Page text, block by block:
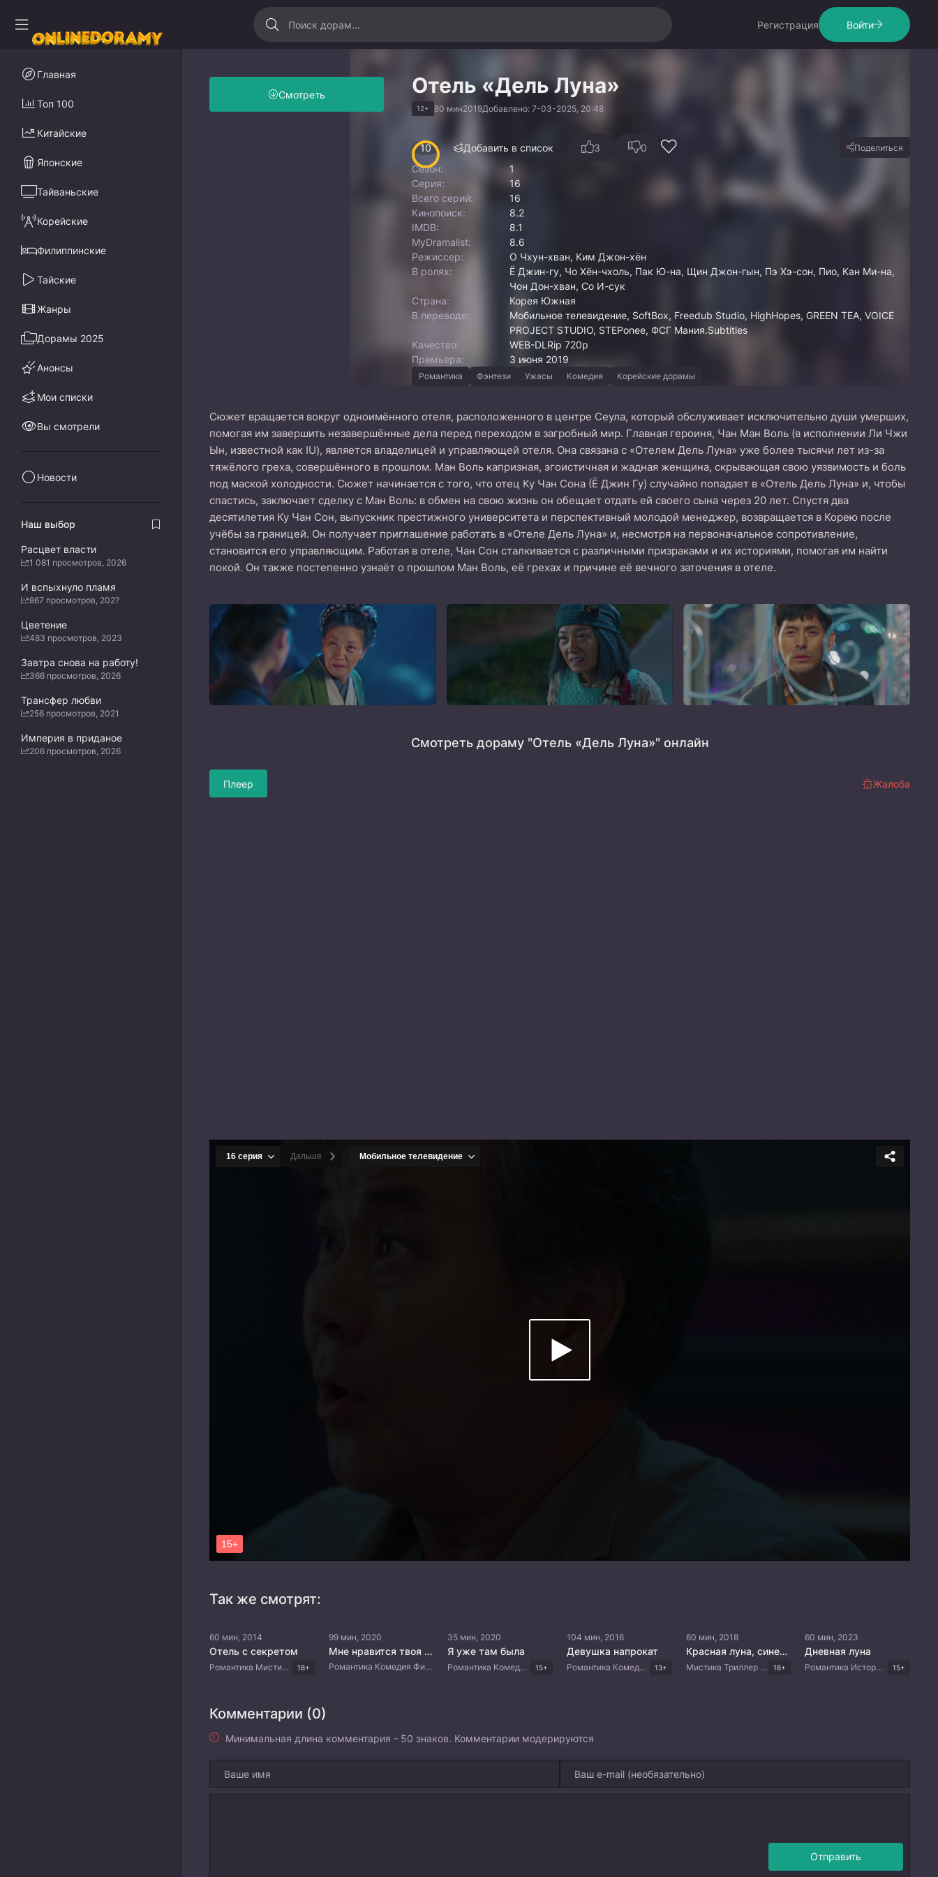
Регистрация Войти
Отель «Дель Луна»
12+ 80 мин2019Добавлено: 7-03-2025, 20:48
Смотреть
10 Добавить в список 3 0 Поделиться
Сезон:
1
Серия:
16
Всего серий:
16
Кинопоиск:
8.2
IMDB:
8.1
MyDramalist:
8.6
Режиссер:
О Чхун-хван, Ким Джон-хён
В ролях:
Ё Джин-гу, Чо Хён-чхоль, Пак Ю-на, Щин Джон-гын, Пэ Хэ-сон, Пио, Кан Ми-на,
Чон Дон-хван, Со И-сук
Страна:
Корея Южная
В переводе:
Мобильное телевидение, SoftBox, Freedub Studio, HighHopes, GREEN TEA, VOICE
PROJECT STUDIO, STEPonee, ФСГ Мания.Subtitles
Качество:
WEB-DLRip 720p
Премьера:
3 июня 2019
Романтика Фэнтези Ужасы Комедия Корейские дорамы
Сюжет вращается вокруг одноимённого отеля, расположенного в центре Сеула, который обслуживает исключительно души умерших,
помогая им завершить незавершённые дела перед переходом в загробный мир. Главная героиня, Чан Ман Воль (в исполнении Ли Чжи
Ын, известной как IU), является владелицей и управляющей отеля. Она связана с «Отелем Дель Луна» уже более тысячи лет из-за
тяжёлого греха, совершённого в прошлом. Ман Воль капризная, эгоистичная и жадная женщина, скрывающая свою уязвимость и боль
под маской холодности. Сюжет начинается с того, что отец Ку Чан Сона (Ё Джин Гу) случайно попадает в «Отель Дель Луна» и, чтобы
спастись, заключает сделку с Ман Воль: в обмен на свою жизнь он обещает отдать ей своего сына через 20 лет. Спустя два
десятилетия Ку Чан Сон, выпускник престижного университета и перспективный молодой менеджер, возвращается в Корею после
учёбы за границей. Он получает приглашение работать в «Отеле Дель Луна» и, несмотря на первоначальное сопротивление,
становится его управляющим. Работая в отеле, Чан Сон сталкивается с различными призраками и их историями, помогая им найти
покой. Он также постепенно узнаёт о прошлом Ман Воль, её грехах и причине её вечного заточения в отеле.
Смотреть дораму "Отель «Дель Луна»" онлайн
Плеер Жалоба
Так же смотрят:
60 мин, 2014
Отель с секретом
Романтика Мистика Комедия Драма Корейские дорамы 18+
99 мин, 2020
Мне нравится твоя ложь
Романтика Комедия Филиппинские дорамы
35 мин, 2020
Я уже там была
Романтика Комедия Драма Корейские дорамы 15+
104 мин, 2016
Девушка напрокат
Романтика Комедия Филиппинские дорамы 13+
60 мин, 2018
Красная луна, синее солнце
Мистика Триллер Драма Корейские дорамы 18+
60 мин, 2023
Дневная луна
Романтика Исторический Фэнтези Триллер Корейские дорамы 15+
Комментарии (0)
Минимальная длина комментария - 50 знаков. Комментарии модерируются
Отправить
Главная
Топ 100
Китайские
Японские
Тайваньские
Корейские
Филиппинские
Тайские
Жанры
Дорамы 2025
Анонсы
Мои списки
Вы смотрели
Новости
Наш выбор
Расцвет власти
1 081 просмотров, 2026
И вспыхнуло пламя
867 просмотров, 202?
Цветение
483 просмотров, 2023
Завтра снова на работу!
366 просмотров, 2026
Трансфер любви
256 просмотров, 2021
Империя в приданое
206 просмотров, 2026